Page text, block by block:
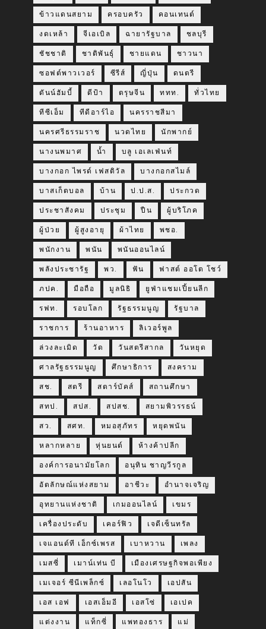
ข้าวแดนสยาม ครอบครัว คอนเทนต์
งดเหล้า จีเอเบิล ฉายารัฐบาล ชลบุรี
ชัชชาติ ชาติพันธุ์ ชายแดน ชาวนา
ซอฟต์พาวเวอร์ ซีรีส์ ญี่ปุ่น ดนตรี
ดันน์ฮัมบี้ ดีป้า ตรุษจีน ททท. ทั่วไทย
ทีซีเอ็ม ทีดีอาร์ไอ นครราชสีมา
นครศรีธรรมราช นวดไทย นักพากย์
นางนพมาศ น้ำ บลู เอเลเฟ่นท์
บางกอก ไพรด์ เฟสติวัล บางกอกสไมล์
บาสเก็ตบอล บ้าน ป.ป.ส. ประกวด
ประชาสังคม ประชุม ปืน ผู้บริโภค
ผู้ป่วย ผู้สูงอายุ ผ้าไทย พชอ.
พนักงาน พนัน พนันออนไลน์
พลังประชารัฐ พว. ฟัน ฟาสต์ ออโต โชว์
ภปค. มือถือ มูลนิธิ ยูฟ่าแชมเปี้ยนลีก
รฟท. รอบโลก รัฐธรรมนูญ รัฐบาล
ราชการ ร้านอาหาร ลิเวอร์พูล
ล่วงละเมิด วัด วันสตรีสากล วันหยุด
ศาลรัฐธรรมนูญ ศึกษาธิการ สงคราม
สช. สตรี สตาร์บัคส์ สถานศึกษา
สทป. สปส. สปสช. สยามพิวรรธน์
สว. สศท. หมอสุภัทร หยุดพนัน
หลากหลาย หุ่นยนต์ ห้างค้าปลีก
องค์การอนามัยโลก อนุทิน ชาญวีรกูล
อัตลักษณ์แห่งสยาม อาชีวะ อำนาจเจริญ
อุทยานแห่งชาติ เกมออนไลน์ เขมร
เครื่องประดับ เคอร์ฟิว เจดีเซ็นทรัล
เจแอนด์ที เอ็กซ์เพรส เบาหวาน เพลง
เมสซี่ เมาน์เท่น บี เมืองเศรษฐกิจพอเพียง
เมเจอร์ ซีนีเพล็กซ์ เลอโนโว เอปสัน
เอส เอฟ เอสเอ็มอี เอสโซ่ เอเปค
แต่งงาน แท็กซี่ แพทองธาร แม่